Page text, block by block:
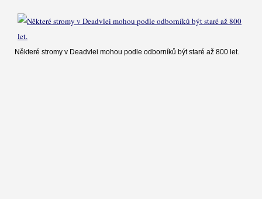
Některé stromy v Deadvlei mohou podle odborníků být staré až 800 let.